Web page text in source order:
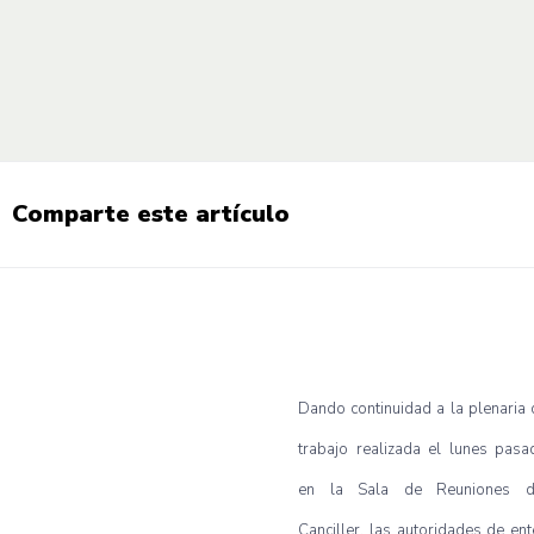
Comparte este artículo
Dando continuidad a la plenaria
trabajo realizada el lunes
en la Sala de Reuniones